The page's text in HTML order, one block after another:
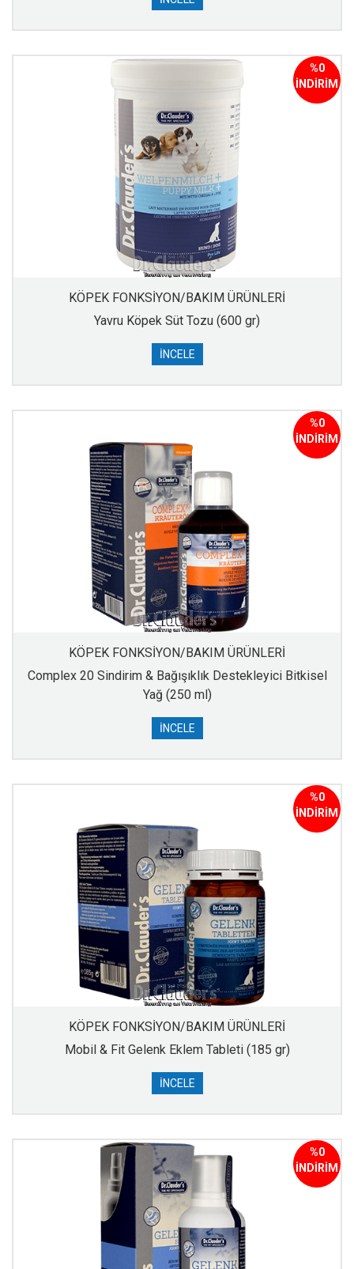
%0
İNDİRİM
KÖPEK FONKSİYON/BAKIM ÜRÜNLERİ
Yavru Köpek Süt Tozu (600 gr)
İNCELE
%0
İNDİRİM
KÖPEK FONKSİYON/BAKIM ÜRÜNLERİ
Complex 20 Sindirim & Bağışıklık Destekleyici Bitkisel
Yağ (250 ml)
İNCELE
%0
İNDİRİM
KÖPEK FONKSİYON/BAKIM ÜRÜNLERİ
Mobil & Fit Gelenk Eklem Tableti (185 gr)
İNCELE
%0
İNDİRİM